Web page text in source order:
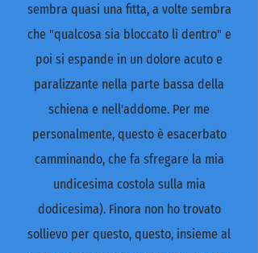
sembra quasi una fitta, a volte sembra
che "qualcosa sia bloccato lì dentro" e
poi si espande in un dolore acuto e
paralizzante nella parte bassa della
schiena e nell'addome. Per me
personalmente, questo è esacerbato
camminando, che fa sfregare la mia
undicesima costola sulla mia
dodicesima). Finora non ho trovato
sollievo per questo, questo, insieme al